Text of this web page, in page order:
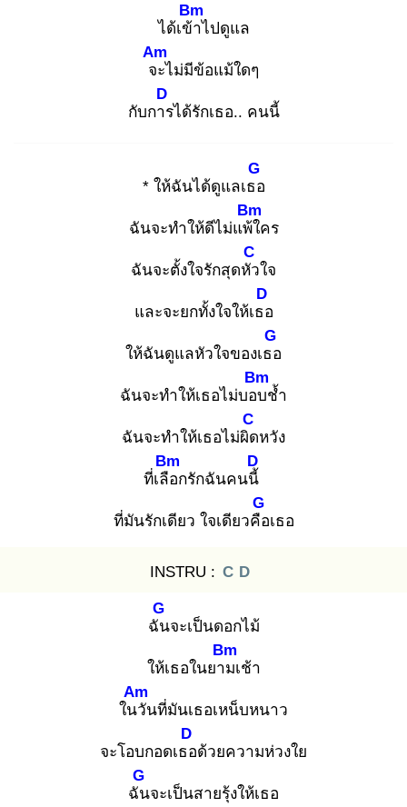
ได้เข้า
Bm
ไปดูแล
จะ
Am
ไม่มีข้อแม้ใดๆ
กับการ
D
ได้รักเธอ.. คนนี้
* ให้ฉันได้ดูแลเธอ
G
ฉันจะทำให้ดีไม่แพ้ใ
Bm
คร
ฉันจะตั้งใจรักสุดหัว
C
ใจ
และจะยกทั้งใจให้เธอ
D
ให้ฉันดูแลหัวใจของเธอ
G
ฉันจะทำให้เธอไม่บอบ
Bm
ช้ำ
ฉันจะทำให้เธอไม่ผิด
C
หวัง
ที่เลือ
Bm
กรักฉันคนนี้
D
ที่มันรักเดียว ใจเดียวคือ
G
เธอ
INSTRU : C D
ฉัน
G
จะเป็นดอกไม้
ให้เธอในยาม
Bm
เช้า
ในวั
Am
นที่มันเธอเหน็บหนาว
จะโอบกอดเธอ
D
ด้วยความห่วงใย
ฉัน
G
จะเป็นสายรุ้งให้เธอ